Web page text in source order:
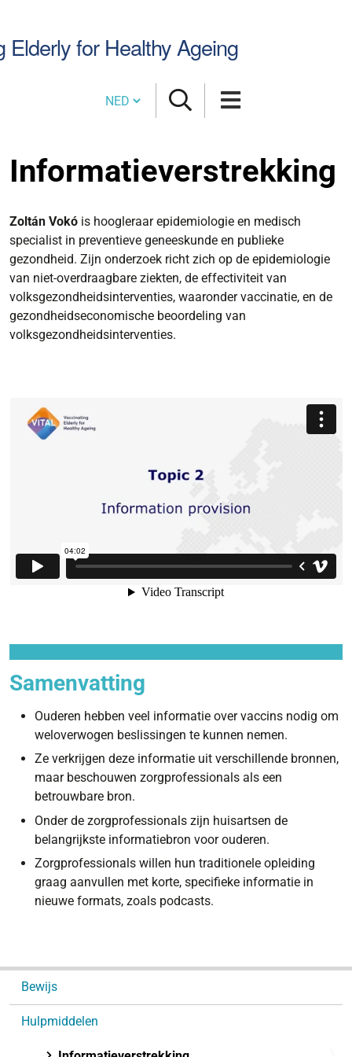
Elderly for Healthy Ageing
Cambia lingua
Informatieverstrekking
Zoltán Vokó is hoogleraar epidemiologie en medisch
specialist in preventieve geneeskunde en publieke
gezondheid. Zijn onderzoek richt zich op de epidemiologie
van niet-overdraagbare ziekten, de effectiviteit van
volksgezondheidsinterventies, waaronder vaccinatie, en de
gezondheidseconomische beoordeling van
volksgezondheidsinterventies.
Samenvatting
Ouderen hebben veel informatie over vaccins nodig om
weloverwogen beslissingen te kunnen nemen.
Ze verkrijgen deze informatie uit verschillende bronnen,
maar beschouwen zorgprofessionals als een
betrouwbare bron.
Onder de zorgprofessionals zijn huisartsen de
belangrijkste informatiebron voor ouderen.
Zorgprofessionals willen hun traditionele opleiding
graag aanvullen met korte, specifieke informatie in
nieuwe formats, zoals podcasts.
Bewijs
Hulpmiddelen